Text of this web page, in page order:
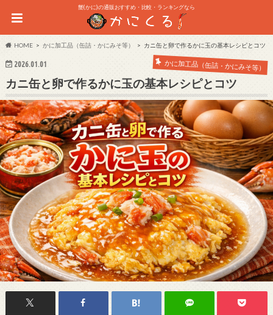
蟹(かに)の通販おすすめ・比較・ランキングなら
HOME かに加工品（缶詰・かにみそ等） カニ缶と卵で作るかに玉の基本レシピとコツ
2026.01.01 かに加工品（缶詰・かにみそ等）
カニ缶と卵で作るかに玉の基本レシピとコツ